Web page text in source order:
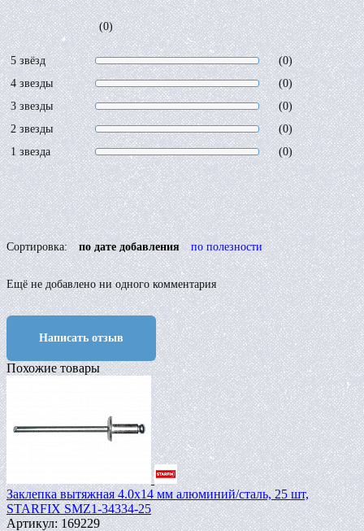
(0)
5 звёзд
(0)
4 звезды
(0)
3 звезды
(0)
2 звезды
(0)
1 звезда
(0)
Сортировка: по дате добавления по полезности
Ещё не добавлено ни одного комментария
Написать отзыв
Похожие товары
Заклепка вытяжная 4.0х14 мм алюминий/сталь, 25 шт,
STARFIX SMZ1-34334-25
Артикул: 169229